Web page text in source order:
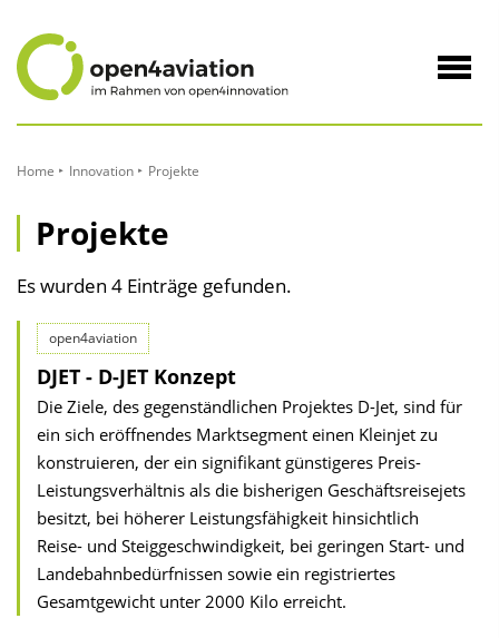
Inhalt
Home Innovation Projekte
Projekte
Es wurden 4 Einträge gefunden.
open4aviation
DJET - D-JET Konzept
Die Ziele, des gegenständlichen Projektes D-Jet, sind für
ein sich eröffnendes Marktsegment einen Kleinjet zu
konstruieren, der ein signifikant günstigeres Preis-
Leistungsverhältnis als die bisherigen Geschäftsreisejets
besitzt, bei höherer Leistungsfähigkeit hinsichtlich
Reise- und Steiggeschwindigkeit, bei geringen Start- und
Landebahnbedürfnissen sowie ein registriertes
Gesamtgewicht unter 2000 Kilo erreicht.